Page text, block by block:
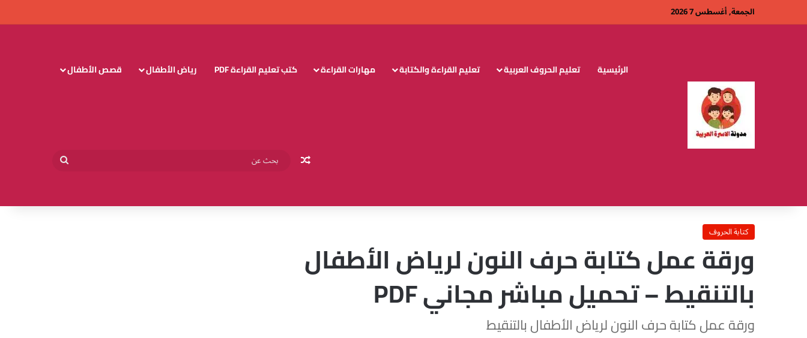
الجمعة, أغسطس 7 2026
الرئيسية تعليم الحروف العربية تعليم القراءة والكتابة مهارات القراءة كتب تعليم القراءة PDF رياض الأطفال قصص الأطفال
مقال عشوائي
كتابة الحروف
ورقة عمل كتابة حرف النون لرياض الأطفال
بالتنقيط – تحميل مباشر مجاني PDF
ورقة عمل كتابة حرف النون لرياض الأطفال بالتنقيط